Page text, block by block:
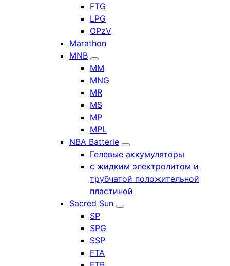
FTG
LPG
OPzV
Marathon
MNB
MM
MNG
MR
MS
MP
MPL
NBA Batterie
Гелевые аккумуляторы
с жидким электролитом и
трубчатой положительной
пластиной
Sacred Sun
SP
SPG
SSP
FTA